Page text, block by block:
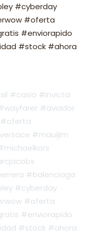
#cyberday
#oferta
#enviorapido
#stock #ahora
#casio #invicta
#aviador
#mauijim
#balenciaga
#cyberday
#oferta
#enviorapido
#stock #ahora